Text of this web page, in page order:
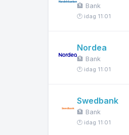
🏦 Bank
🕐 idag 11:01
Nordea
🏦 Bank
🕐 idag 11:01
Swedbank
🏦 Bank
🕐 idag 11:01